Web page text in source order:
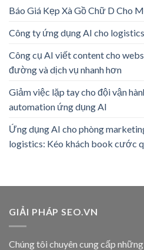
Báo Giá Kẹp Xà Gồ Chữ D Cho
Công ty ứng dụng AI cho
Công cụ AI viết content cho
đường và dịch vụ nhanh hơn
Giảm việc lặp tay cho đội vận
automation ứng dụng AI
Ứng dụng AI cho phòng
logistics: Kéo khách book cước
GIẢI PHÁP SEO.VN
Chúng tôi chuyên cung cấp